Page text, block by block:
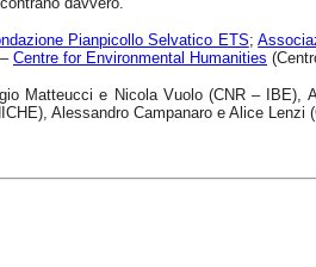
Pianpicollo Selvatico ETS;
– Centre for Environmental Humanities
Matteucci e Nicola Vuolo (CNR – IBE),
Alessandro Campanaro e Alice Lenzi